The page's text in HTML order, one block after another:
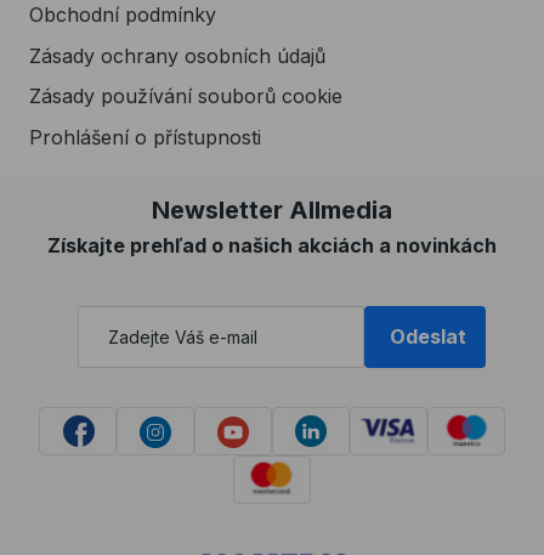
Obchodní podmínky
Zásady ochrany osobních údajů
Zásady používání souborů cookie
Prohlášení o přístupnosti
Newsletter Allmedia
Získajte prehľad o našich akciách a novinkách
Odeslat